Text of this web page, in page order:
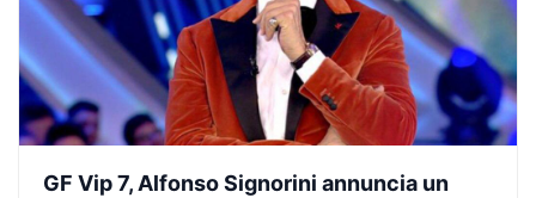
GF Vip 7, Alfonso Signorini annuncia un